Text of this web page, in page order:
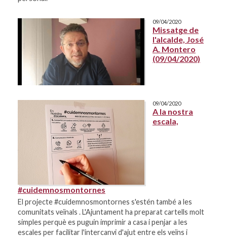
09/04/2020
Missatge de
l'alcalde, José
A. Montero
(09/04/2020)
09/04/2020
A la nostra
escala,
#cuidemnosmontornes
El projecte #cuidemnosmontornes s'estén també a les
comunitats veïnals . L'Ajuntament ha preparat cartells molt
simples perquè es puguin imprimir a casa i penjar a les
escales per facilitar l'intercanvi d'ajut entre els veïns i